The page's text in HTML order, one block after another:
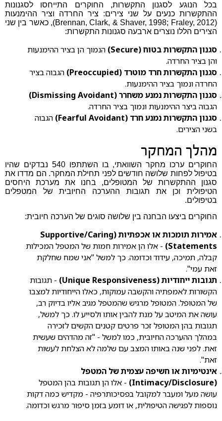
בכל הנוגע לסגנון התקשרות, החוקרים התייחסו לסגנונות
ההתקשרות כנעים על שני צירים: ציר החרדה וציר ההימנעות
(Brennan, Clark, & Shaver, 1998; Fraley, 2012), כאשר בין שני
הצירים הללו נוצרים ארבעה סגנונות התקשרות:
סגנון התקשרות בטוח (Secure)
הנמוך הן בציר ההימנעות
והן בציר החרדה.
סגנון התקשרות חרד מוטרד (Preoccupied)
הגבוה בציר
החרדה ונמוך בציר ההימנעות.
סגנון התקשרות נמנע משחרר (Dismissing Avoidant)
הגבוה ביצר ההימנעות ונמוך בציר החרדה.
סגנון התקשרות נמנע חרד (Fearful Avoidant)
הגבוה
בשני הצירים.
מהלך המחקר
החוקרים ערכו מחקר השוואתי, בו השתתפו 540 נבדקים שהיו
בטיפול לפחות שלושה חודשים לפני תחילת המחקר. הם מדדו את
סגנון ההתקשרות של המטופלים, בחנו את מערכת היחסים
הטיפולית וכן את תגובות ההערכה החיובית של המטפלים
בטיפולים.
החוקרים ביצעו הבחנה בין שלושה סוגים של הערכה חיובית:
אמירות תומכות או אכפתיות (Supportive/Caring
Statements) - אלו הן אמירות חמות של המטפל המכילות
קבלה, תמיכה, עידוד וכדומה. כך למשל "אני שמח שחלקת
זאת עמי".
תגובות ייחודיות (Unique Responsiveness)
- תגובות
הקשורות לאמפתיה והקשבה עמוקות, כאלו הייחודיות למצבו
של המטופל. המטופל מרגיש שהמטפל מגיב אליו בדיוק רב,
עושה את המיטב על מנת להבין אותו ולסייע לו. כך למשל,
תגובות בהן המטופל זכר פרטים קטנים הקשים לזכירה
במהלך ההערכה החיובית, כמו למשל - "זה מהדהים שעשית
זאת. לפני שנה באותו המצב עם שלמה לא הצלחת לעשות
זאת".
אינטימיות או חשיפה עצמית של המטפל
(Intimacy/Disclosure)
- אלו הן תגובות בהן המטפל
עושה מעל ומעבר למקובל בפסיכותרפיה - מקדיש כמה דקות
נוספות לפגישה הטיפולית, או דומע בזמן סיפור מרגש וכדומה.